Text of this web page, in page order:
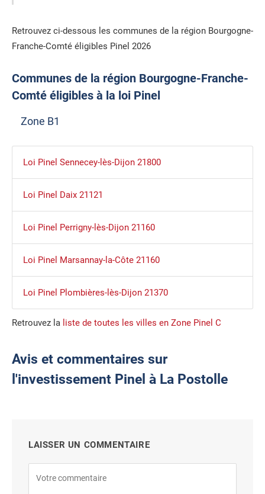
Retrouvez ci-dessous les communes de la région Bourgogne-
Franche-Comté éligibles Pinel 2026
Communes de la région Bourgogne-Franche-
Comté éligibles à la loi Pinel
Zone B1
Loi Pinel Sennecey-lès-Dijon 21800
Loi Pinel Daix 21121
Loi Pinel Perrigny-lès-Dijon 21160
Loi Pinel Marsannay-la-Côte 21160
Loi Pinel Plombières-lès-Dijon 21370
Retrouvez la liste de toutes les villes en Zone Pinel C
Avis et commentaires sur
l'investissement Pinel à La Postolle
LAISSER UN COMMENTAIRE